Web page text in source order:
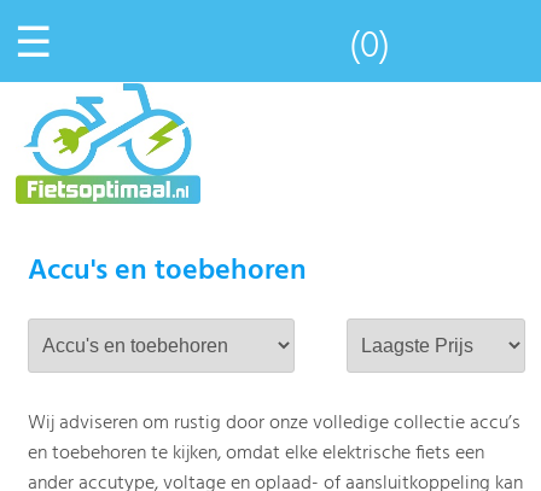
☰ (0)
Accu's en toebehoren
Wij adviseren om rustig door onze volledige collectie accu’s
en toebehoren te kijken, omdat elke elektrische fiets een
ander accutype, voltage en oplaad- of aansluitkoppeling kan